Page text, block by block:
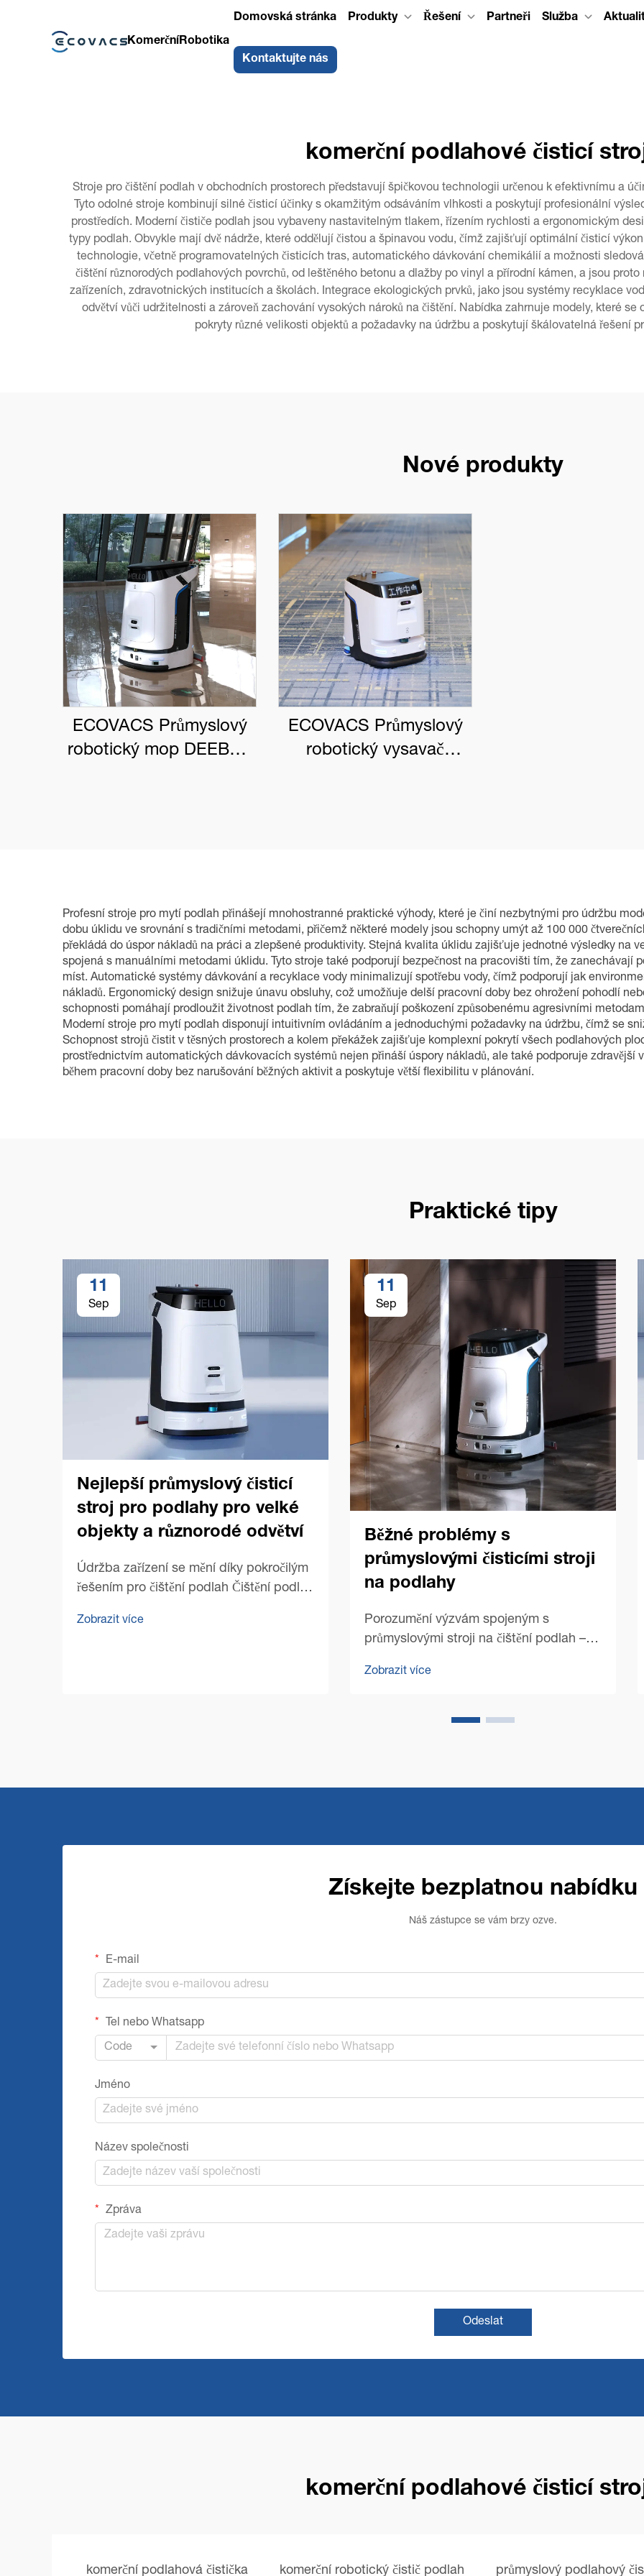
KomerčníRobotika
Domovská stránka Produkty Řešení Partneři Služba
Kontaktujte nás
komerční podlahové čisticí
Stroje pro čištění podlah v obchodních prostorech představují špičkovou technologii určenou k efektivnímu a
Tyto odolné stroje kombinují silné čisticí účinky s okamžitým odsáváním vlhkosti a poskytují profesionální
prostředích. Moderní čističe podlah jsou vybaveny nastavitelným tlakem, řízením rychlosti a ergonomickým
typy podlah. Obvykle mají dvě nádrže, které oddělují čistou a špinavou vodu, čímž zajišťují optimální čisticí
technologie, včetně programovatelných čisticích tras, automatického dávkování chemikálií a možnosti
čištění různorodých podlahových povrchů, od leštěného betonu a dlažby po vinyl a přírodní kámen, a jsou
zařízeních, zdravotnických institucích a školách. Integrace ekologických prvků, jako jsou systémy recyklace
odvětví vůči udržitelnosti a zároveň zachování vysokých nároků na čištění. Nabídka zahrnuje modely, které
pokryty různé velikosti objektů a požadavky na údržbu a poskytují škálovatelná řešení
Nové produkty
ECOVACS Průmyslový
robotický mop DEEBOT
ECOVACS Průmyslový
robotický vysavač
Profesní stroje pro mytí podlah přinášejí mnohostranné praktické výhody, které je činí nezbytnými pro údržbu
dobu úklidu ve srovnání s tradičními metodami, přičemž některé modely jsou schopny umýt až 100 000
překládá do úspor nákladů na práci a zlepšené produktivity. Stejná kvalita úklidu zajišťuje jednotné výsledky na
spojená s manuálními metodami úklidu. Tyto stroje také podporují bezpečnost na pracovišti tím, že zanechávají
míst. Automatické systémy dávkování a recyklace vody minimalizují spotřebu vody, čímž podporují jak
nákladů. Ergonomický design snižuje únavu obsluhy, což umožňuje delší pracovní doby bez ohrožení pohodlí
schopnosti pomáhají prodloužit životnost podlah tím, že zabraňují poškození způsobenému agresivními
Moderní stroje pro mytí podlah disponují intuitivním ovládáním a jednoduchými požadavky na údržbu, čímž se
Schopnost strojů čistit v těsných prostorech a kolem překážek zajišťuje komplexní pokrytí všech podlahových
prostřednictvím automatických dávkovacích systémů nejen přináší úspory nákladů, ale také podporuje zdravější
během pracovní doby bez narušování běžných aktivit a poskytuje větší flexibilitu v plánování.
Praktické tipy
11
Sep
Nejlepší průmyslový čisticí
stroj pro podlahy pro velké
objekty a různorodé odvětví
Údržba zařízení se mění díky pokročilým
řešením pro čištění podlah Čištění podlah
představuje zvláštní výzvy, které
Zobrazit více
11
Sep
Běžné problémy s
průmyslovými čisticími stroji
na podlahy
Porozumění výzvám spojeným s
průmyslovými stroji na čištění podlah –
nezbytnými nástroji pro udržování
odvětvích. Od obchodních prostor po
Zobrazit více
Získejte bezplatnou nabídku
Náš zástupce se vám brzy ozve.
E-mail
Tel nebo Whatsapp
Code
Jméno
Název společnosti
Zpráva
Odeslat
komerční podlahové čisticí
komerční podlahová čistička komerční robotický čistič podlah průmyslový podlahový